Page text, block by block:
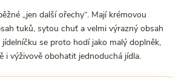
„jen další ořechy“. Mají krémovou
tuků, sytou chuť a velmi výrazný obsah
se proto hodí jako malý doplněk,
i výživově obohatit jednoduchá jídla.